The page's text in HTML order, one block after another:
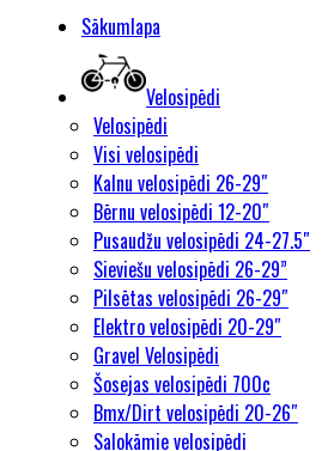
Sākumlapa
Velosipēdi
Velosipēdi
Visi velosipēdi
Kalnu velosipēdi 26-29″
Bērnu velosipēdi 12-20″
Pusaudžu velosipēdi 24-27.5″
Sieviešu velosipēdi 26-29”
Pilsētas velosipēdi 26-29″
Elektro velosipēdi 20-29″
Gravel Velosipēdi
Šosejas velosipēdi 700c
Bmx/Dirt velosipēdi 20-26″
Salokāmie velosipēdi